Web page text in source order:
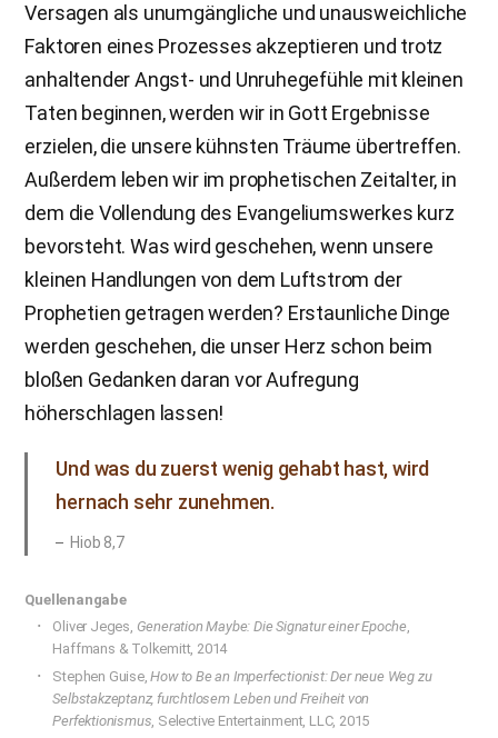
Versagen als unumgängliche und unausweichliche
Faktoren eines Prozesses akzeptieren und trotz
anhaltender Angst- und Unruhegefühle mit kleinen
Taten beginnen, werden wir in Gott Ergebnisse
erzielen, die unsere kühnsten Träume übertreffen.
Außerdem leben wir im prophetischen Zeitalter, in
dem die Vollendung des Evangeliumswerkes kurz
bevorsteht. Was wird geschehen, wenn unsere
kleinen Handlungen von dem Luftstrom der
Prophetien getragen werden? Erstaunliche Dinge
werden geschehen, die unser Herz schon beim
bloßen Gedanken daran vor Aufregung
höherschlagen lassen!
Und was du zuerst wenig gehabt hast, wird
hernach sehr zunehmen.
Hiob 8,7
Quellenangabe
Oliver Jeges, Generation Maybe: Die Signatur einer Epoche
Haffmans & Tolkemitt, 2014
Stephen Guise,How to Be an Imperfectionist: Der neue Weg zu
Selbstakzeptanz, furchtlosem Leben und Freiheit von
Perfektionismus , Selective Entertainment, LLC, 2015